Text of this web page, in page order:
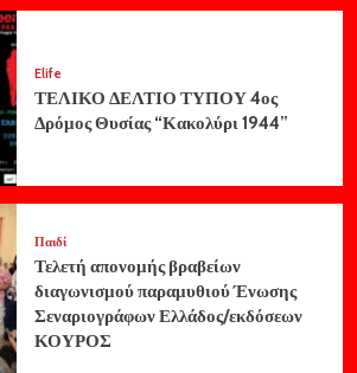
Elife
ΤΕΛΙΚΟ ΔΕΛΤΙΟ ΤΥΠΟΥ 4ος
Δρόμος Θυσίας “Κακολύρι 1944”
Παιδί
Τελετή απονομής βραβείων
διαγωνισμού παραμυθιού Ένωσης
Σεναριογράφων Ελλάδος/εκδόσεων
ΚΟΥΡΟΣ